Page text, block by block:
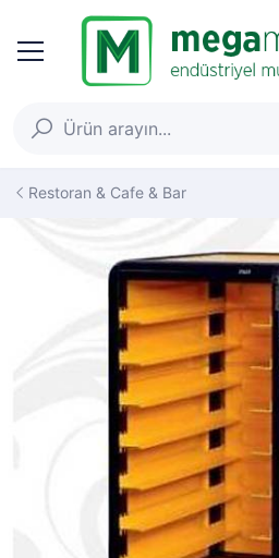
Restoran & Cafe & Bar